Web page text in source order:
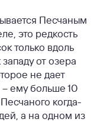
Песчаным
это редкость
только вдоль
от озера
не дает
ему больше 10
когда-
а на одном из